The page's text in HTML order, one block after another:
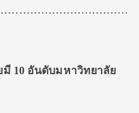
มี 10 อันดับมหาวิทยาลัย